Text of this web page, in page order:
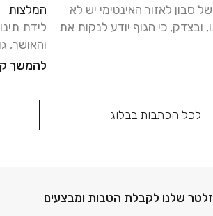
סבון לאזור האינטימי יש לא
ובצדק, כי הגוף יודע לנקות את
המלצות
לידת
והאושר,
למדי.
להמשך
לכל הכתבות בבלוג
שלנו לקבלת הטבות ומבצעים